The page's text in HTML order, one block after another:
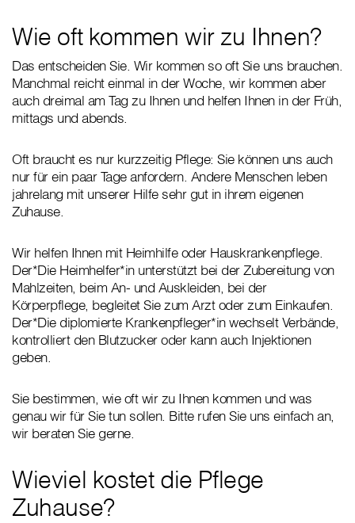
Wie oft kommen wir zu Ihnen?
Das entscheiden Sie. Wir kommen so oft Sie uns brauchen.
Manchmal reicht einmal in der Woche, wir kommen aber
auch dreimal am Tag zu Ihnen und helfen Ihnen in der Früh,
mittags und abends.
Oft braucht es nur kurzzeitig Pflege: Sie können uns auch
nur für ein paar Tage anfordern. Andere Menschen leben
jahrelang mit unserer Hilfe sehr gut in ihrem eigenen
Zuhause.
Wir helfen Ihnen mit Heimhilfe oder Hauskrankenpflege.
Der*Die Heimhelfer*in unterstützt bei der Zubereitung von
Mahlzeiten, beim An- und Auskleiden, bei der
Körperpflege, begleitet Sie zum Arzt oder zum Einkaufen.
Der*Die diplomierte Krankenpfleger*in wechselt Verbände,
kontrolliert den Blutzucker oder kann auch Injektionen
geben.
Sie bestimmen, wie oft wir zu Ihnen kommen und was
genau wir für Sie tun sollen. Bitte rufen Sie uns einfach an,
wir beraten Sie gerne.
Wieviel kostet die Pflege
Zuhause?